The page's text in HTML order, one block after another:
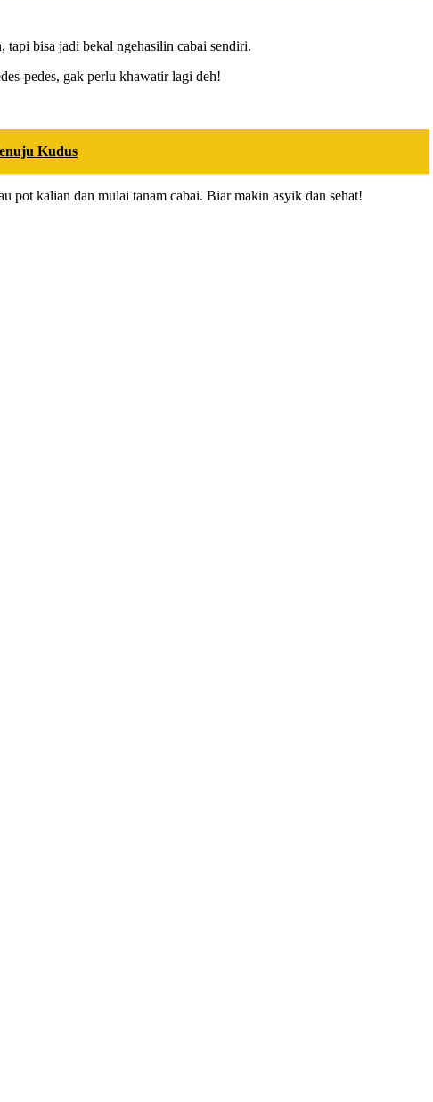
tapi bisa jadi bekal ngehasilin cabai sendiri.
pedes, gak perlu khawatir lagi deh!
Kudus
pot kalian dan mulai tanam cabai. Biar makin asyik dan sehat!